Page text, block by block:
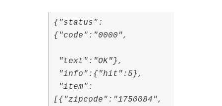
{"status":
{"code":"0000",
"text":"OK"},
"info":{"hit":5},
"item":
[{"zipcode":"1750084",